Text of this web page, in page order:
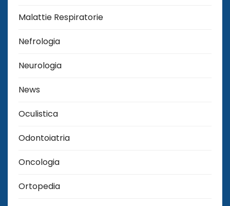
Malattie Respiratorie
Nefrologia
Neurologia
News
Oculistica
Odontoiatria
Oncologia
Ortopedia